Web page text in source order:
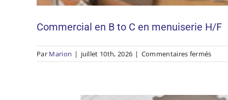
Commercial en B to C en menuiserie H/F
Par Marion | juillet 10th, 2026 | Commentaires ferméssur
to